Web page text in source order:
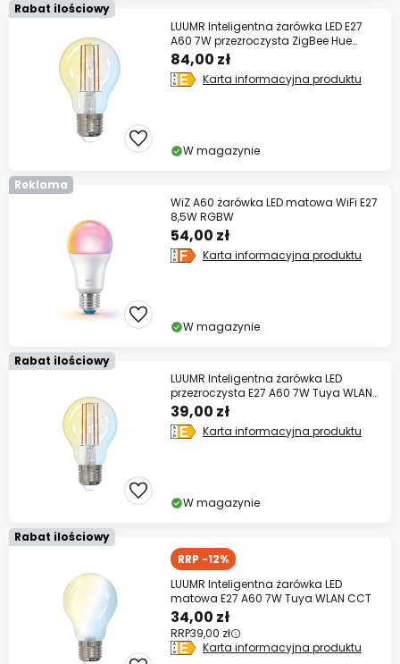
Rabat ilościowy
LUUMR Inteligentna żarówka LED E27
A60 7W przezroczysta ZigBee Hue
Tuya
84,00 zł
Karta informacyjna produktu
W magazynie
Reklama
WiZ A60 żarówka LED matowa WiFi E27
8,5W RGBW
54,00 zł
Karta informacyjna produktu
W magazynie
Rabat ilościowy
LUUMR Inteligentna żarówka LED
przezroczysta E27 A60 7W Tuya WLAN
CCT
39,00 zł
Karta informacyjna produktu
W magazynie
Rabat ilościowy
RRP -12%
LUUMR Inteligentna żarówka LED
matowa E27 A60 7W Tuya WLAN CCT
34,00 zł
RRP39,00 zł
Karta informacyjna produktu